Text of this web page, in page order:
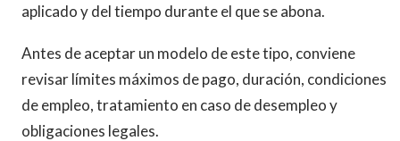
aplicado y del tiempo durante el que se abona.
Antes de aceptar un modelo de este tipo, conviene
revisar límites máximos de pago, duración, condiciones
de empleo, tratamiento en caso de desempleo y
obligaciones legales.